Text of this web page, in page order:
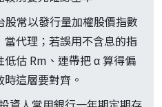
股常以發行量加權股價指數
代理；若誤用不含息的指
估 Rm、連帶把 α 算得偏
這層要對齊。